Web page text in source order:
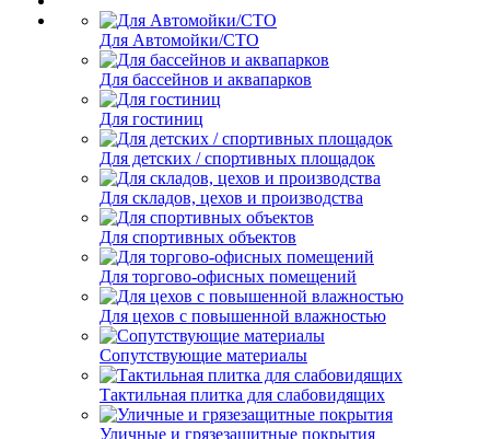
Для Автомойки/СТО
Для бассейнов и аквапарков
Для гостиниц
Для детских / спортивных площадок
Для складов, цехов и производства
Для спортивных объектов
Для торгово-офисных помещений
Для цехов с повышенной влажностью
Сопутствующие материалы
Тактильная плитка для слабовидящих
Уличные и грязезащитные покрытия